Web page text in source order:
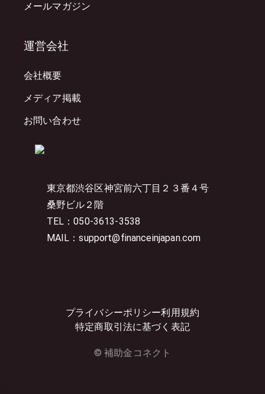
東京都渋谷区神宮前六丁目２３番４号
桑野ビル２階
TEL：050-3613-3538
MAIL：support@financeinjapan.com
プライバシーポリシー利用規約
特定商取引法に基づく表記
© 補助金コネクト
メールマガジン
運営会社
会社概要
メディア掲載
お問い合わせ